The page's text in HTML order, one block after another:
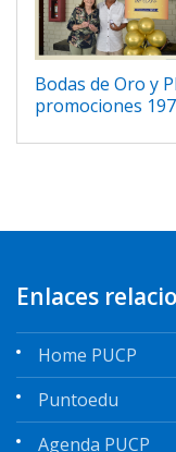
Bodas de Oro y
promociones
Enlaces
Home PUCP
Puntoedu
Agenda PUCP